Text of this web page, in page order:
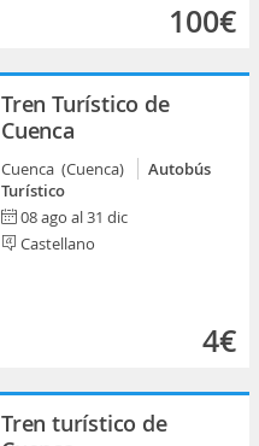
100€
Tren Turístico de
Cuenca
Cuenca (Cuenca)
Autobús
Turístico
08 ago al 31 dic
Castellano
4€
Tren turístico de